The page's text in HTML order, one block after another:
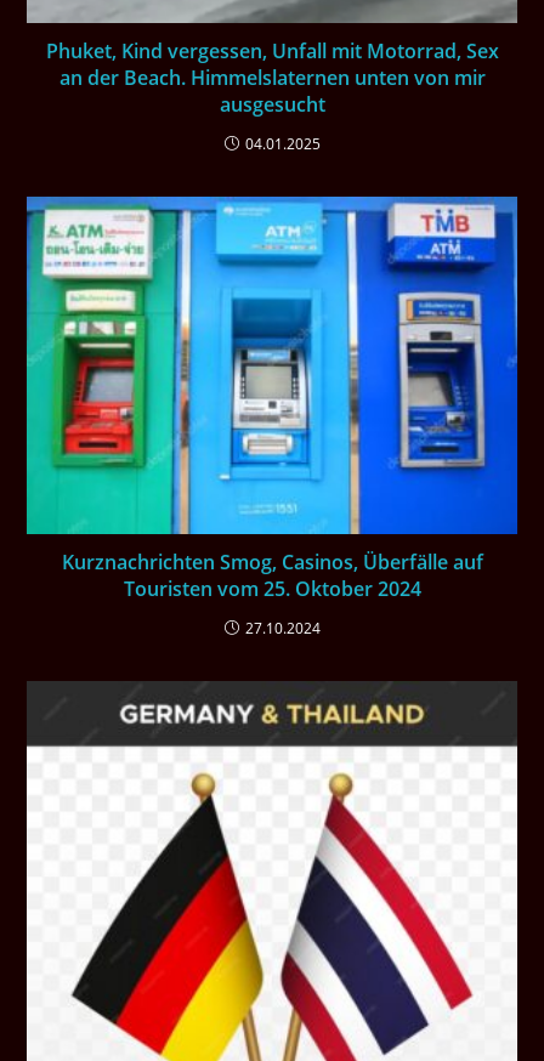
Phuket, Kind vergessen, Unfall mit Motorrad, Sex
an der Beach. Himmelslaternen unten von mir
ausgesucht
04.01.2025
Kurznachrichten Smog, Casinos, Überfälle auf
Touristen vom 25. Oktober 2024
27.10.2024